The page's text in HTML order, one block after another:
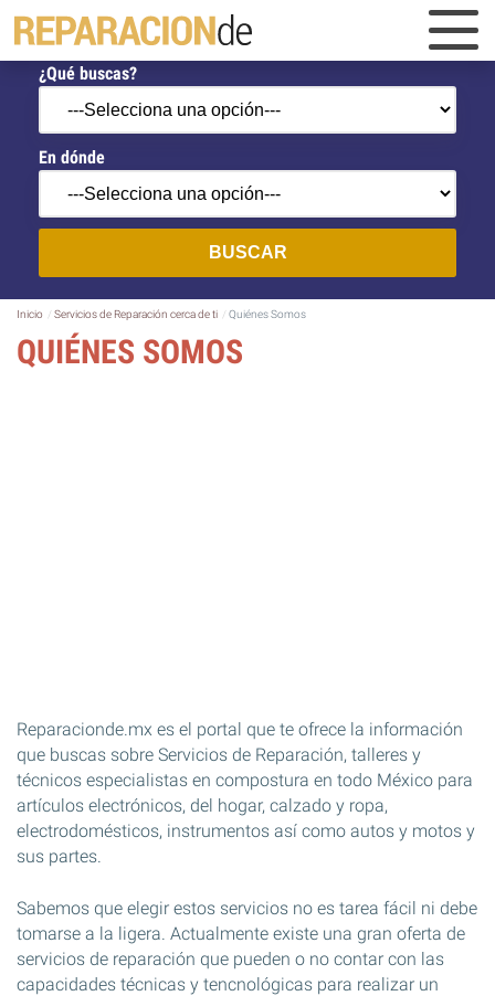
¿Qué buscas?
En dónde
BUSCAR
Inicio Servicios de Reparación cerca de ti Quiénes Somos
QUIÉNES SOMOS
Reparacionde.mx es el portal que te ofrece la información
que buscas sobre Servicios de Reparación, talleres y
técnicos especialistas en compostura en todo México para
artículos electrónicos, del hogar, calzado y ropa,
electrodomésticos, instrumentos así como autos y motos y
sus partes.
Sabemos que elegir estos servicios no es tarea fácil ni debe
tomarse a la ligera. Actualmente existe una gran oferta de
servicios de reparación que pueden o no contar con las
capacidades técnicas y tencnológicas para realizar un